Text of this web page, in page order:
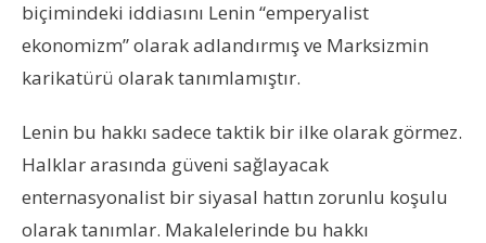
biçimindeki iddiasını Lenin “emperyalist
ekonomizm” olarak adlandırmış ve Marksizmin
karikatürü olarak tanımlamıştır.
Lenin bu hakkı sadece taktik bir ilke olarak görmez.
Halklar arasında güveni sağlayacak
enternasyonalist bir siyasal hattın zorunlu koşulu
olarak tanımlar. Makalelerinde bu hakkı